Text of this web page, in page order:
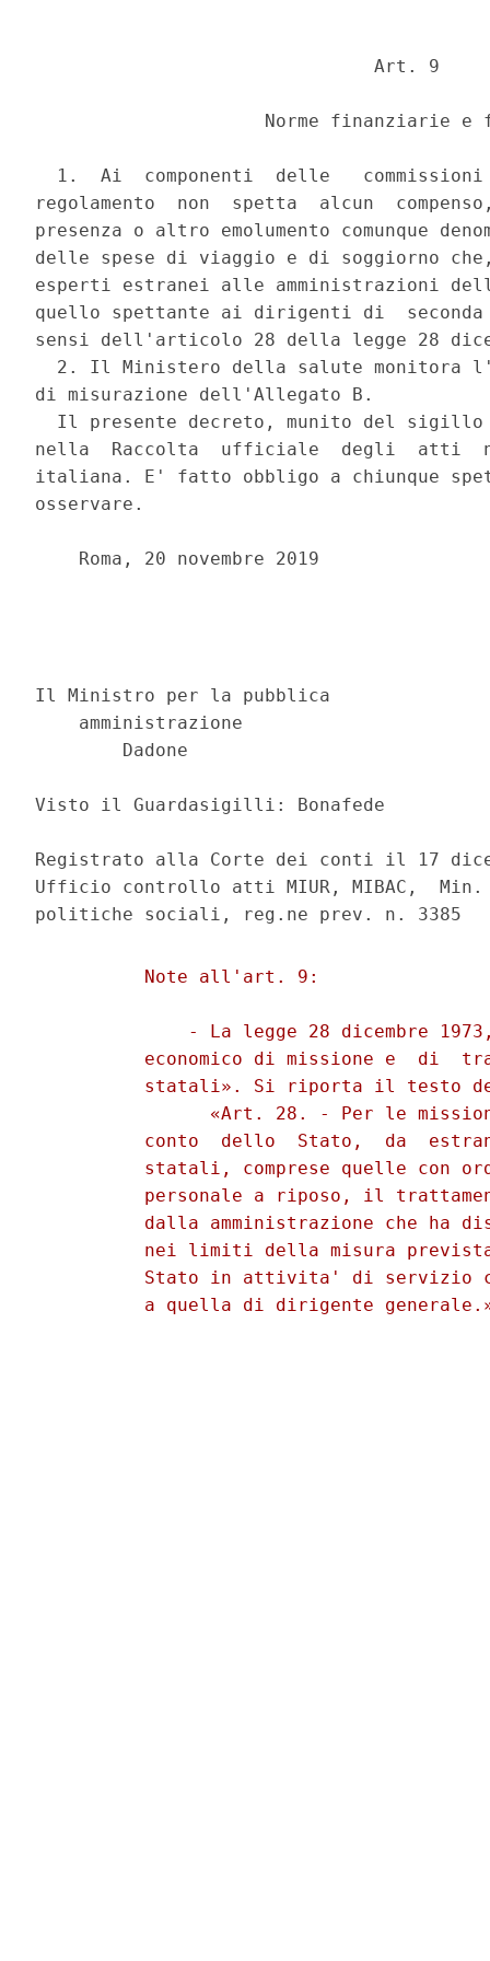
                               Art. 9
Norme finanziarie e
1.  Ai  componenti  delle
regolamento  non  spetta  alcun
presenza o altro emolumento comunque
delle spese di viaggio e di soggiorno
esperti estranei alle amministrazioni
quello spettante ai dirigenti di
sensi dell'articolo 28 della legge 28
2. Il Ministero della salute monitora
di misurazione dell'Allegato B.
Il presente decreto, munito del
nella  Raccolta  ufficiale  degli  atti
italiana. E' fatto obbligo a chiunque
osservare.
    Roma, 20 novembre 2019
Il Ministro per la pubblica
    amministrazione
        Dadone
Visto il Guardasigilli: Bonafede
Registrato alla Corte dei conti il 17
Ufficio controllo atti MIUR, MIBAC,
          Note all'art. 9:
- La legge 28 dicembre
economico di missione e  di
statali». Si riporta il testo
«Art. 28. - Per le
conto  dello  Stato,  da
statali, comprese quelle con
personale a riposo, il
dalla amministrazione che ha
nei limiti della misura
Stato in attivita' di servizio